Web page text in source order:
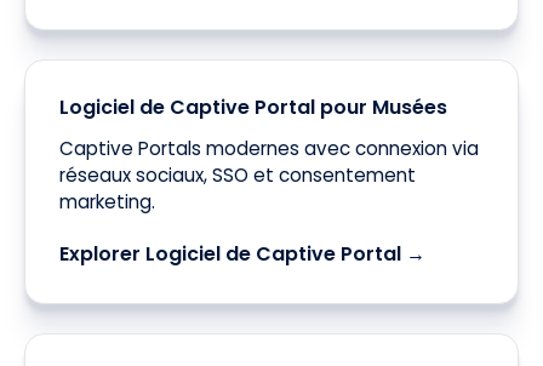
Logiciel de Captive Portal pour Musées
Captive Portals modernes avec connexion via
réseaux sociaux, SSO et consentement
marketing.
Explorer Logiciel de Captive Portal →